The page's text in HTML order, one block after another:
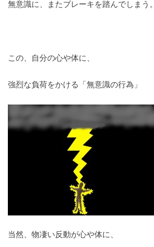
無意識に、またブレーキを踏んでしまう。
この、自分の心や体に、
強烈な負荷をかける「無意識の行為」
当然、物凄い反動が心や体に、